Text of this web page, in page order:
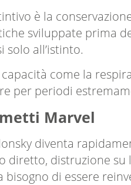
è la
sviluppate prima
solo all’istinto.
come la
per periodi
Marvel
diventa
diretto, distruzione su
bisogno di essere